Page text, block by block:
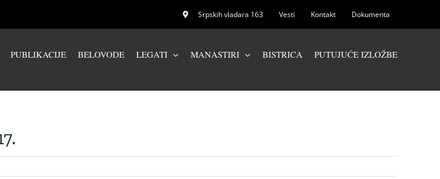
Srpskih vladara 163 Vesti Kontakt Dokumenta
PUBLIKACIJE BELOVODE LEGATI MANASTIRI BISTRICA PUTUJUĆE IZLOŽBE